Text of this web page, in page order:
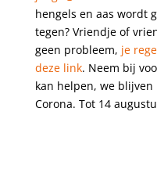
hengels en aas wordt
tegen? Vriendje of
geen probleem, je
deze link. Neem bij
kan helpen, we
Corona. Tot 14